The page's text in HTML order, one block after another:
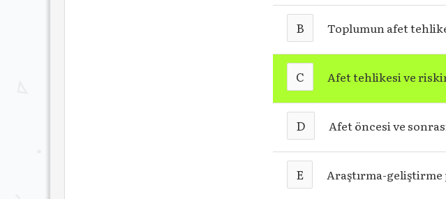
B Toplumun afet
C Afet tehlikesi ve
D Afet öncesi ve
E Araştırma-